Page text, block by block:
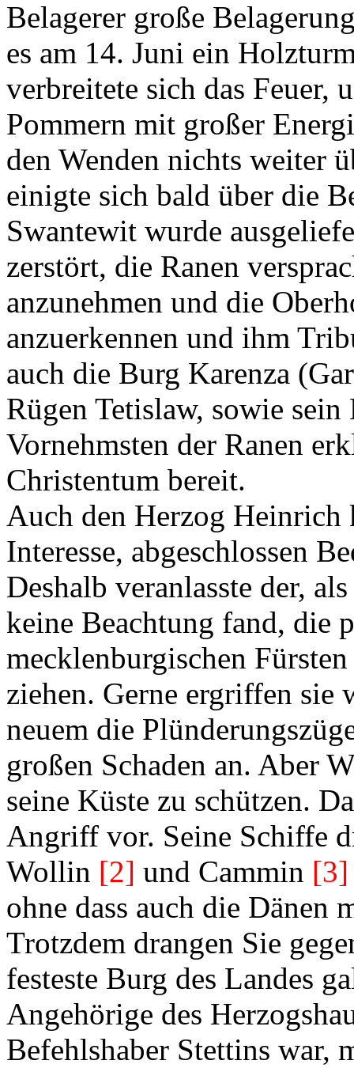
Belagerer große
es am 14. Juni ein
verbreitete sich das Feuer,
Pommern mit großer
den Wenden nichts weiter
einigte sich bald über die
Swantewit wurde
zerstört, die Ranen
anzunehmen und die
anzuerkennen und ihm
auch die Burg Karenza
Rügen Tetislaw, sowie
Vornehmsten der Ranen
Christentum bereit.
Auch den Herzog Heinrich
Interesse, abgeschlossen
Deshalb veranlasste der,
keine Beachtung fand, die
mecklenburgischen
ziehen. Gerne ergriffen sie
neuem die
großen Schaden an. Aber
seine Küste zu schützen.
Angriff vor. Seine Schiffe
Wollin [2] und Cammin [3]
ohne dass auch die Dänen
Trotzdem drangen Sie
festeste Burg des Landes
Angehörige des
Befehlshaber Stettins war,